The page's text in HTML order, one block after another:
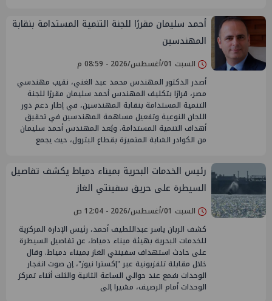
أحمد سليمان مقررًا للجنة التنمية المستدامة بنقابة
المهندسين
السبت 01/أغسطس/2026 - 08:59 م
أصدر الدكتور المهندس محمد عبد الغني، نقيب مهندسي
مصر، قرارًا بتكليف المهندس أحمد سليمان مقررًا للجنة
التنمية المستدامة بنقابة المهندسين، في إطار دعم دور
اللجان النوعية وتفعيل مساهمة المهندسين في تحقيق
أهداف التنمية المستدامة. ويُعد المهندس أحمد سليمان
من الكوادر الشابة المتميزة بقطاع البترول، حيث يجمع
رئيس الخدمات البحرية بميناء دمياط يكشف تفاصيل
السيطرة على حريق سفينتي الغاز
السبت 01/أغسطس/2026 - 12:04 ص
كشف الربان ياسر عبداللطيف أحمد، رئيس الإدارة المركزية
للخدمات البحرية بهيئة ميناء دمياط، عن تفاصيل السيطرة
على حادث استهداف سفينتي الغاز بميناء دمياط. وقال
خلال مقابلة تلفزيونية عبر "إكسترا نيوز"، إن صوت انفجار
الوحدات سُمع عند حوالي الساعة الثانية والثلث أثناء تمركز
الوحدات أمام الرصيف، مشيرا إلى